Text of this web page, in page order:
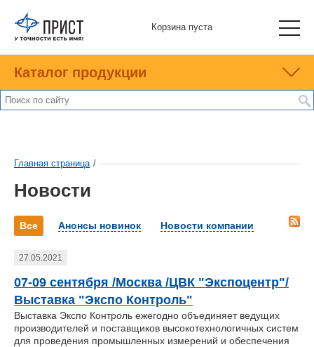
Корзина пуста
Каталог продукции
Главная страница /
Новости
Все Анонсы новинок Новости компании
27.05.2021
07-09 сентября /Москва /ЦВК "Экспоцентр"/
Выставка "Экспо Контроль"
Выставка Экспо Контроль ежегодно объединяет ведущих
производителей и поставщиков высокотехнологичных систем
для проведения промышленных измерений и обеспечения